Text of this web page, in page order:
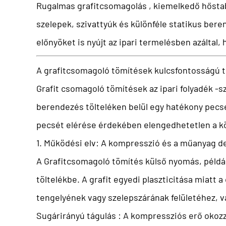
Rugalmas grafitcsomagolás , kiemelkedő
szelepek, szivattyúk és különféle statikus
előnyöket is nyújt az ipari termelésben
A grafitcsomagoló tömítések kulcsfontosságú
Grafit csomagoló tömítésekaz ipari folyadék -
berendezés tölteléken belül egy hatékony
pecsét elérése érdekében elengedhetetlen a
1. Működési elv: A kompresszió és a műanyag
A Grafitcsomagoló tömítés külső nyomás,
töltelékbe. A grafit egyedi plaszticitása miatt a
tengelyének vagy szelepszárának felületéhez,
Sugárirányú tágulás : A kompressziós erő